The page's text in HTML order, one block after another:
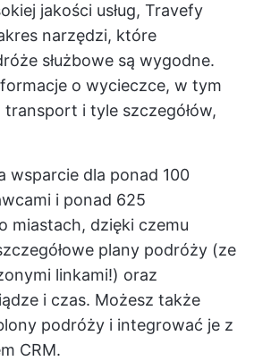
jakości usług, Travefy
narzędzi, które
służbowe są wygodne.
o wycieczce, w tym
i tyle szczegółów,
wsparcie dla ponad 100
i ponad 625
miastach, dzięki czemu
plany podróży (ze
linkami!) oraz
i czas. Możesz także
podróży i integrować je z
CRM.